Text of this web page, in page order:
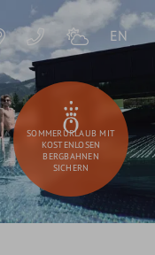
EN
SOMMERURLAUB MIT
KOSTENLOSEN
BERGBAHNEN
SICHERN